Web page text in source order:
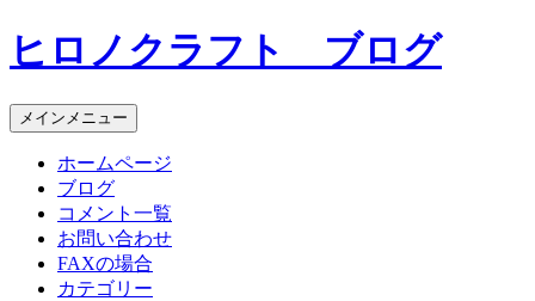
コ
ン
ン
ツ
ヒロノクラフト ブログ
メインメニュー
ホームページ
ブログ
コメント一覧
お問い合わせ
FAXの場合
カテゴリー